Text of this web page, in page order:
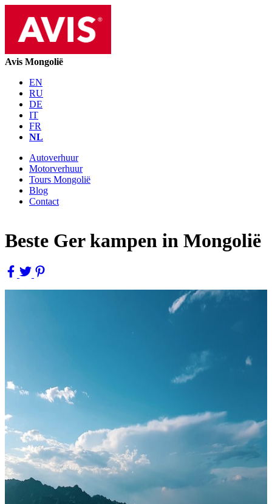
Avis Mongolië
EN
RU
DE
IT
FR
NL
Autoverhuur
Motorverhuur
Tours Mongolië
Blog
Contact
Beste Ger kampen in Mongolië